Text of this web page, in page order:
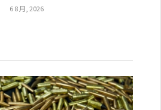
6 8 月, 2026